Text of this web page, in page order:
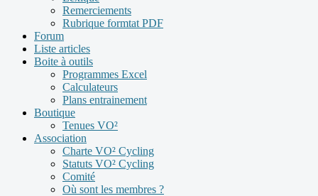
Remerciements
Rubrique formtat PDF
Forum
Liste articles
Boite à outils
Programmes Excel
Calculateurs
Plans entrainement
Boutique
Tenues VO²
Association
Charte VO² Cycling
Statuts VO² Cycling
Comité
Où sont les membres ?